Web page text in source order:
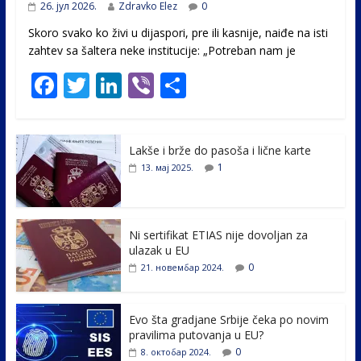
26. јул 2026. Zdravko Elez 0
Skoro svako ko živi u dijaspori, pre ili kasnije, naiđe na isti
zahtev sa šaltera neke institucije: „Potreban nam je
F
e
b
o
o
k
T
itt
er
Li
e
Vi
er
S
ar
e
Lakše i brže do pasoša i lične karte
13. мај 2025. 1
Ni sertifikat ETIAS nije dovoljan za
ulazak u EU
21. новембар 2024. 0
Evo šta gradjane Srbije čeka po novim
pravilima putovanja u EU?
8. октобар 2024. 0